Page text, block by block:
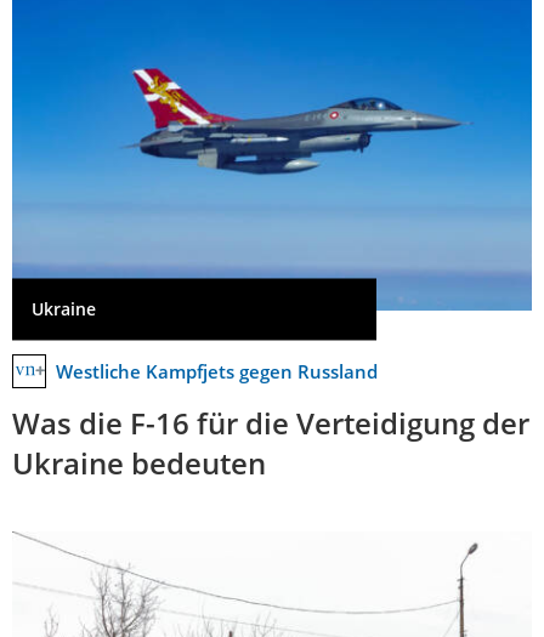
Ukraine
Westliche Kampfjets gegen Russland
Was die F-16 für die Verteidigung der
Ukraine bedeuten